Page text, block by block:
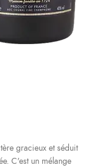
gracieux et séduit
C'est un mélange